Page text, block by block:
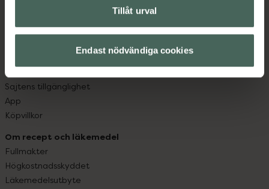
Tillåt urval
Endast nödvändiga cookies
Hitta apotek
Leverans, betalning och retur
Kundklubb
Sajtens tillgänglighet
App
Köpvillkor
Om recept och läkemedel
Fullmakter
Högkostnadsskyddet
Läkemedelsutbyte